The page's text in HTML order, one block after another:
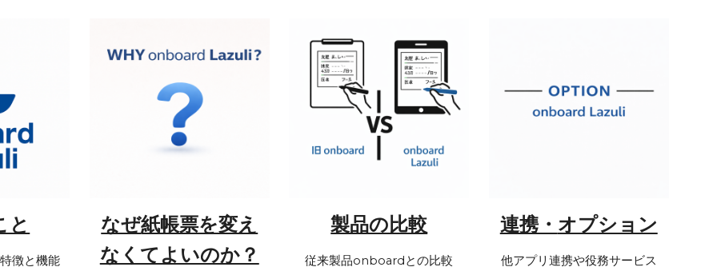
と
徴と機能
なぜ紙帳票を変え
なくてよいのか？
製品の比較
従来製品onboardとの比較
連携・ オプション
他アプリ連携や役務サービス